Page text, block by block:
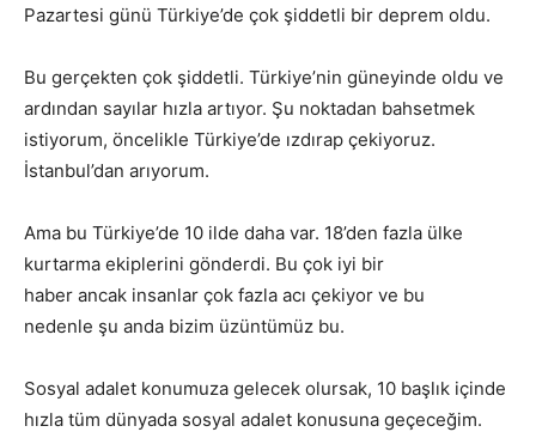
Pazartesi günü Türkiye’de çok şiddetli bir deprem oldu.
Bu gerçekten çok şiddetli. Türkiye’nin güneyinde oldu ve
ardından sayılar hızla artıyor. Şu noktadan bahsetmek
istiyorum, öncelikle Türkiye’de ızdırap çekiyoruz.
İstanbul’dan arıyorum.
Ama bu Türkiye’de 10 ilde daha var. 18’den fazla ülke
kurtarma ekiplerini gönderdi. Bu çok iyi bir
haber ancak insanlar çok fazla acı çekiyor ve bu
nedenle şu anda bizim üzüntümüz bu.
Sosyal adalet konumuza gelecek olursak, 10 başlık içinde
hızla tüm dünyada sosyal adalet konusuna geçeceğim.